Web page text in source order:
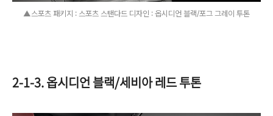
▲스포츠 패키지 : 스포츠 스탠다드 디자인 : 옵시디언 블랙/포그 그레이 투톤
2-1-3. 옵시디언 블랙/세비아 레드 투톤